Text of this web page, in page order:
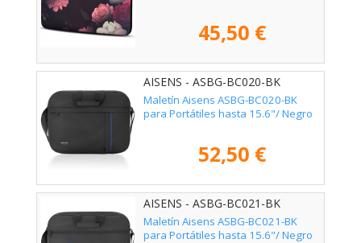
45,50 €
AISENS - ASBG-BC020-BK
Maletín Aisens ASBG-BC020-BK
para Portátiles hasta 15.6"/ Negro
52,50 €
AISENS - ASBG-BC021-BK
Maletín Aisens ASBG-BC021-BK
para Portátiles hasta 15.6"/ Negro